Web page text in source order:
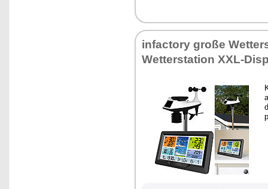
in­fac­to­ry gro­ße
Wet­ter­sta­ti­on XXL-